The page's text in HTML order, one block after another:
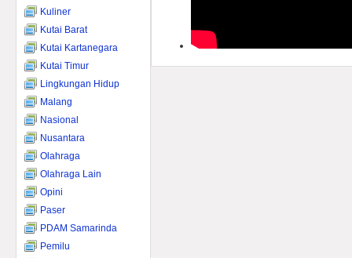
Kuliner
Kutai Barat
Kutai Kartanegara
Kutai Timur
Lingkungan Hidup
Malang
Nasional
Nusantara
Olahraga
Olahraga Lain
Opini
Paser
PDAM Samarinda
Pemilu